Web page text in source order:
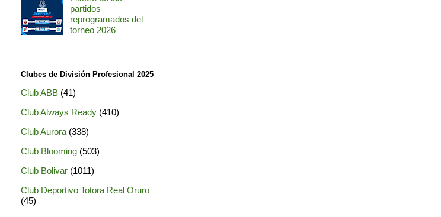
partidos
reprogramados del
torneo 2026
Clubes de División Profesional 2025
Club ABB (41)
Club Always Ready (410)
Club Aurora (338)
Club Blooming (503)
Club Bolivar (1011)
Club Deportivo Totora Real Oruro
(45)